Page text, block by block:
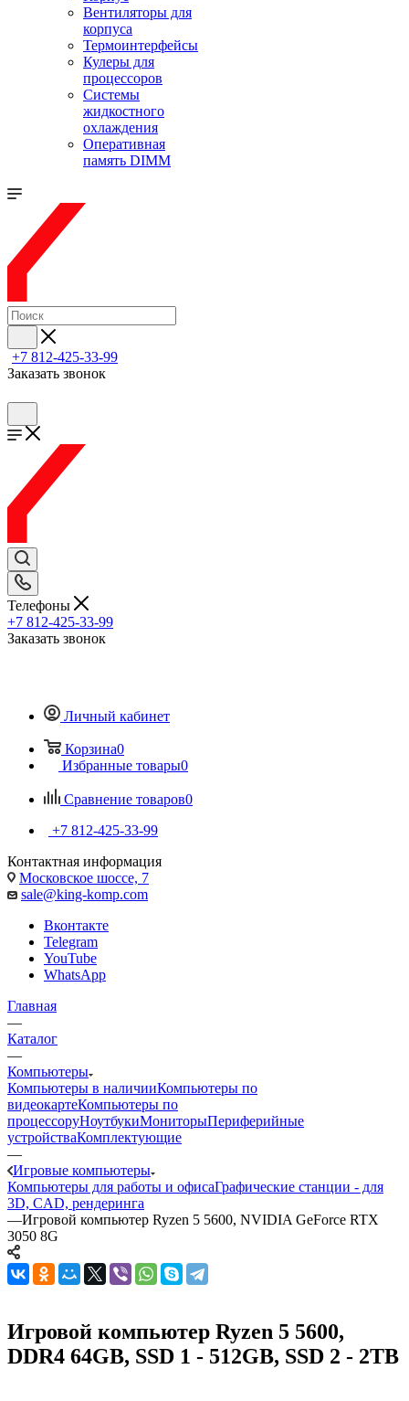
Вентиляторы для
корпуса
Термоинтерфейсы
Кулеры для
процессоров
Системы
жидкостного
охлаждения
Оперативная
память DIMM
+7 812-425-33-99
Заказать звонок
Телефоны
+7 812-425-33-99
Заказать звонок
Личный кабинет
Корзина0
Избранные товары0
Сравнение товаров0
+7 812-425-33-99
Контактная информация
Московское шоссе, 7
sale@king-komp.com
Вконтакте
Telegram
YouTube
WhatsApp
Главная
—
Каталог
—
Компьютеры
Компьютеры в наличииКомпьютеры по
видеокартеКомпьютеры по
процессоруНоутбукиМониторыПериферийные
устройстваКомплектующие
—
Игровые компьютеры
Компьютеры для работы и офисаГрафические станции - для
3D, CAD, рендеринга
—Игровой компьютер Ryzen 5 5600, NVIDIA GeForce RTX
3050 8G
Игровой компьютер Ryzen 5 5600,
DDR4 64GB, SSD 1 - 512GB, SSD 2 - 2TB